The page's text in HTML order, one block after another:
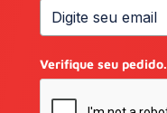
Verifique seu pedido.